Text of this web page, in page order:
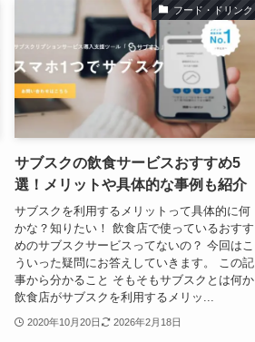
フード・ドリンク
サブスクの飲食サービスおすすめ5
選！メリットや具体的な事例も紹介
サブスクを利用するメリットって具体的に何
かな？知りたい！ 飲食店で使っているおすす
めのサブスクサービスってないの？ 今回はこ
ういった疑問にお答えしていきます。 この記
事から分かること そもそもサブスクとは何か
飲食店がサブスクを利用するメリッ...
2020年10月20日 2026年2月18日